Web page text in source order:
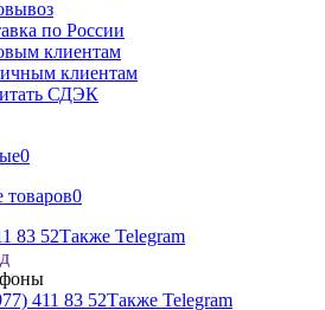
по России
клиентам
клиентам
СДЭК
0
товаров0
83 52Также Telegram
411 83 52Также Telegram